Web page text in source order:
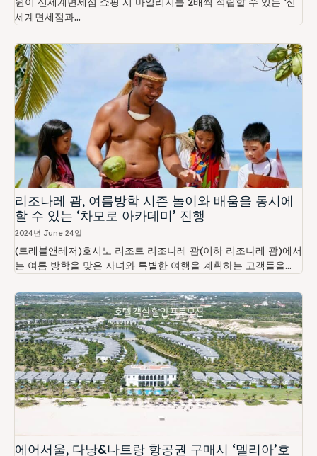
세계면세점과...
리조나레 괌, 여름방학 시즌 놀이와 배움을 동시에
할 수 있는 ‘차모로 아카데미’ 진행
2024년 June 24일
(트래블앤레저)호시노 리조트 리조나레 괌(이하 리조나레 괌)에서
는 여름 방학을 맞은 자녀와 특별한 여행을 계획하는 고객들을...
에어서울, 다낭&나트랑 항공권 구매시 ‘멜리아’호